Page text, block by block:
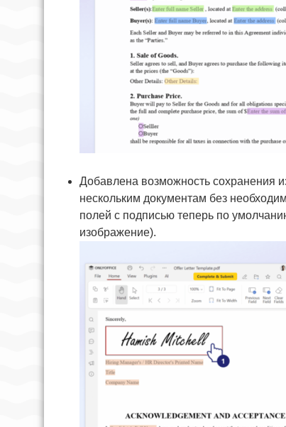
Добавлена возможность сохранения
нескольким документам без
полей с подписью теперь по
изображение).